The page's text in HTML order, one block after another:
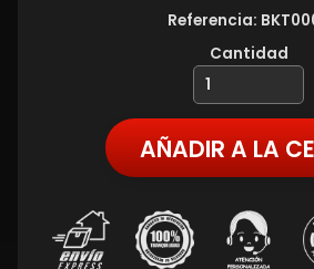
Referencia:
Cantidad
AÑADIR A LA